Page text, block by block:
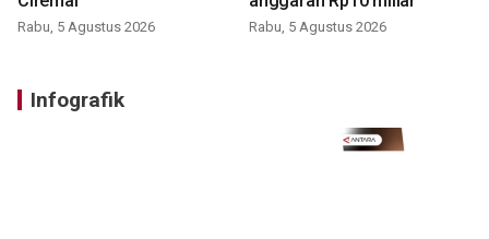
Rabu, 5 Agustus 2026 Rabu, 5 Agustus 2026
Infografik